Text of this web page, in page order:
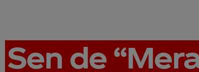
Sen de